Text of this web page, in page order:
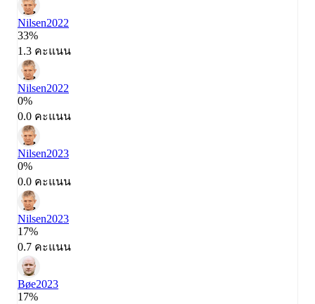
Nilsen2022
33%
1.3 คะแนน
Nilsen2022
0%
0.0 คะแนน
Nilsen2023
0%
0.0 คะแนน
Nilsen2023
17%
0.7 คะแนน
Bøe2023
17%